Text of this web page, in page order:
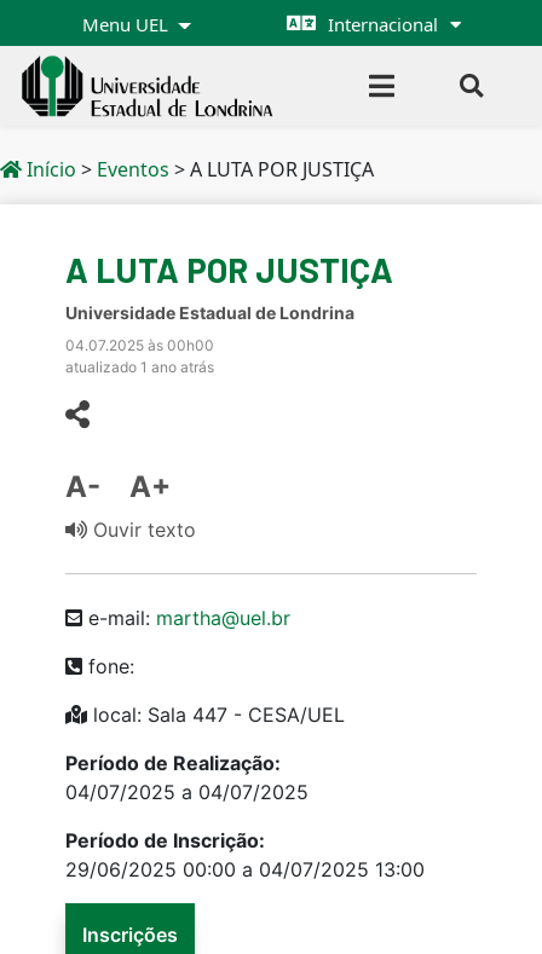
Menu UEL Internacional
Início > Eventos >A LUTA POR JUSTIÇA
A LUTA POR JUSTIÇA
Universidade Estadual de Londrina
04.07.2025 às 00h00
atualizado 1 ano atrás
A- A+
Ouvir texto
e-mail: martha@uel.br
fone:
local: Sala 447 - CESA/UEL
Período de Realização:
04/07/2025 a 04/07/2025
Período de Inscrição:
29/06/2025 00:00 a 04/07/2025 13:00
Inscrições